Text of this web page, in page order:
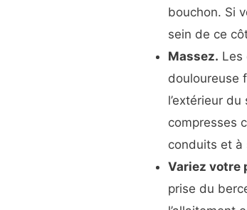
bouchon. Si
sein de ce
Massez. Les
douloureuse
l’extérieur
compresses
conduits et à
Variez votre
prise du